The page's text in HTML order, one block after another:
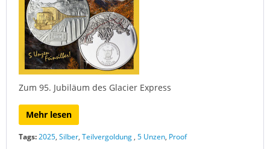
Zum 95. Jubiläum des Glacier Express
Mehr lesen
Tags:2025, Silber, Teilvergoldung , 5 Unzen, Proof